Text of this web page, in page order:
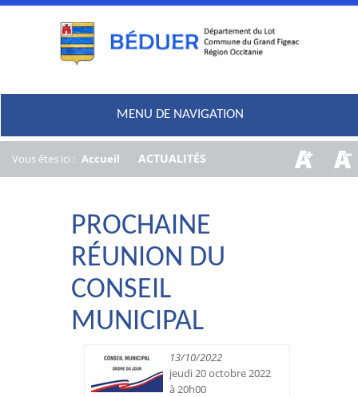
MENU DE NAVIGATION
Vous êtes ici : Accueil ACTUALITÉS
PROCHAINE
RÉUNION DU
CONSEIL
MUNICIPAL
13/10/2022
jeudi 20 octobre 2022
à 20h00